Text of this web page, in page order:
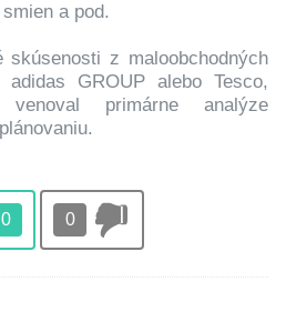
a pod.
skúsenosti z maloobchodných
GROUP alebo Tesco,
primárne analýze
0 0